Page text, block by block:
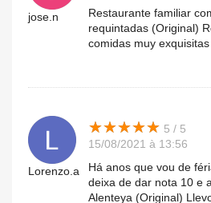
jose.n
Restaurante familiar
requintadas (Original)
comidas muy exquisitas
Lorenzo.a
★★★★★
★★★★★ 5 / 5
15/08/2021 à 13:56
Há anos que vou de
deixa de dar nota 10 e
Alenteya (Original)